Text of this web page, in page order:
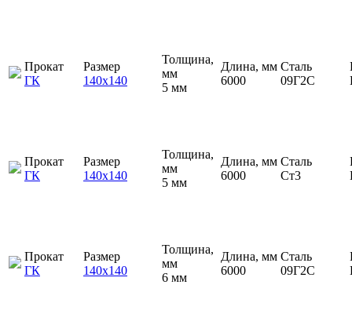
Прокат
ГК
Размер
140х140
Толщина,
мм
5 мм
Длина, мм
6000
Сталь
09Г2С
Прокат
ГК
Размер
140х140
Толщина,
мм
5 мм
Длина, мм
6000
Сталь
Ст3
Прокат
ГК
Размер
140х140
Толщина,
мм
6 мм
Длина, мм
6000
Сталь
09Г2С